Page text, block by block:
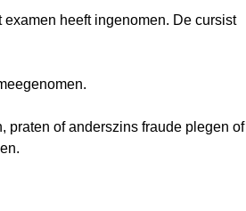
heeft ingenomen. De cursist
praten of anderszins fraude plegen of